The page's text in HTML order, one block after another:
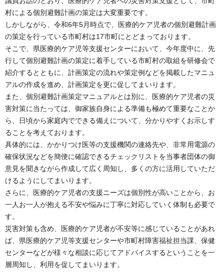
村による個別避難計画の策定は大変重要です。
しかしながら、令和6年5月時点で、医療的ケア児者の個別避難計画
の策定を行っている市町村は17市町にとどまっております。
そこで、県医療的ケア児等支援センターにおいて、今年度中に、先
行して個別避難計画の策定に着手している市町村の取組を研修会で
紹介するとともに、計画策定の流れや策定例などを掲載したマニュ
アルの作成を進め、計画策定を更に促してまいります。
また、個別避難計画策定マニュアルとは別に、医療的ケア児者の災
害対策に当たっては、御家族自身による準備も極めて重要なことか
ら、日頃から家庭内でできる備えについて、分かりやすくお示しす
ることを考えております。
具体的には、かかりつけ医等の支援機関の連絡先や、非常用電源の
確保状況などを簡便に確認できるチェックリストを当事者団体の御
意見を聞きながら作成して広く周知し、多くの方に活用していただ
けるようにしてまいります。
さらに、医療的ケア児者の支援ニーズは個別性が高いことから、お
一人お一人が抱える不安や悩みに丁寧に対応していく体制も必要で
す。
災害対策も含め、医療的ケア児者が不安等に感じていることがあれ
ば、県医療的ケア児等支援センターや市町村障害福祉担当課、保健
センターなどが様々な相談に応じてアドバイスするということを一
層周知し、利用を促してまいります。